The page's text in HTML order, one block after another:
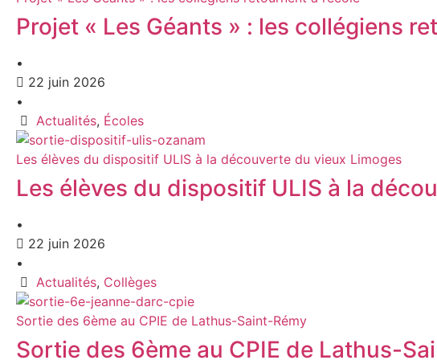
Projet « Les Géants » : les collégiens
•
22 juin 2026
•
Actualités, Écoles
Les élèves du dispositif ULIS à la découverte du vieux Limoges
Les élèves du dispositif ULIS à la
•
22 juin 2026
•
Actualités, Collèges
Sortie des 6ème au CPIE de Lathus-Saint-Rémy
Sortie des 6ème au CPIE de Lathus-